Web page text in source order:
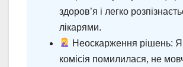
здоров’я і легко
лікарями.
Неоскарження рішень:
комісія помилилася, не